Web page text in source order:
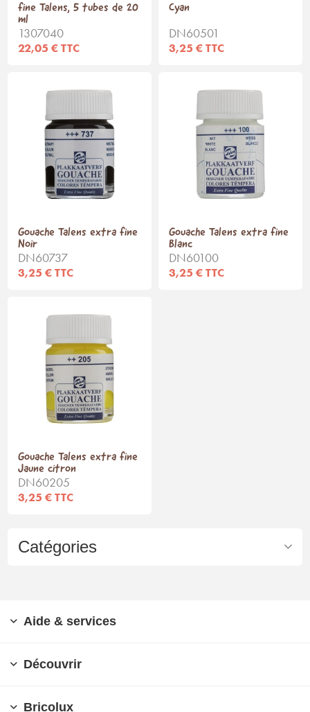
Catégories
fine Talens, 5 tubes de 20
ml
1307040
22,05 € TTC
Cyan
DN60501
3,25 € TTC
Gouache Talens extra fine
Noir
DN60737
3,25 € TTC
Gouache Talens extra fine
Blanc
DN60100
3,25 € TTC
Gouache Talens extra fine
Jaune citron
DN60205
3,25 € TTC
Aide & services
Découvrir
Bricolux